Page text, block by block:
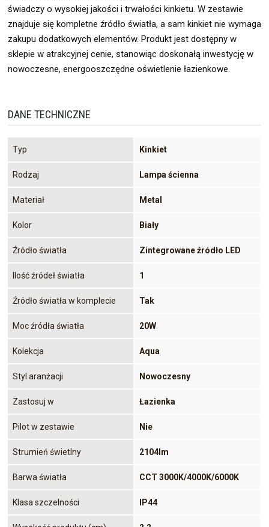
świadczy o wysokiej jakości i trwałości kinkietu. W zestawie
znajduje się kompletne źródło światła, a sam kinkiet nie wymaga
zakupu dodatkowych elementów. Produkt jest dostępny w
sklepie w atrakcyjnej cenie, stanowiąc doskonałą inwestycję w
nowoczesne, energooszczędne oświetlenie łazienkowe.
DANE TECHNICZNE
Typ Kinkiet
Rodzaj Lampa ścienna
Materiał Metal
Kolor Biały
Źródło światła Zintegrowane źródło LED
Ilość źródeł światła 1
Źródło światła w komplecie Tak
Moc źródła światła 20W
Kolekcja Aqua
Styl aranżacji Nowoczesny
Zastosuj w Łazienka
Pilot w zestawie Nie
Strumień świetlny 2104lm
Barwa światła CCT 3000K/4000K/6000K
Klasa szczelności IP44